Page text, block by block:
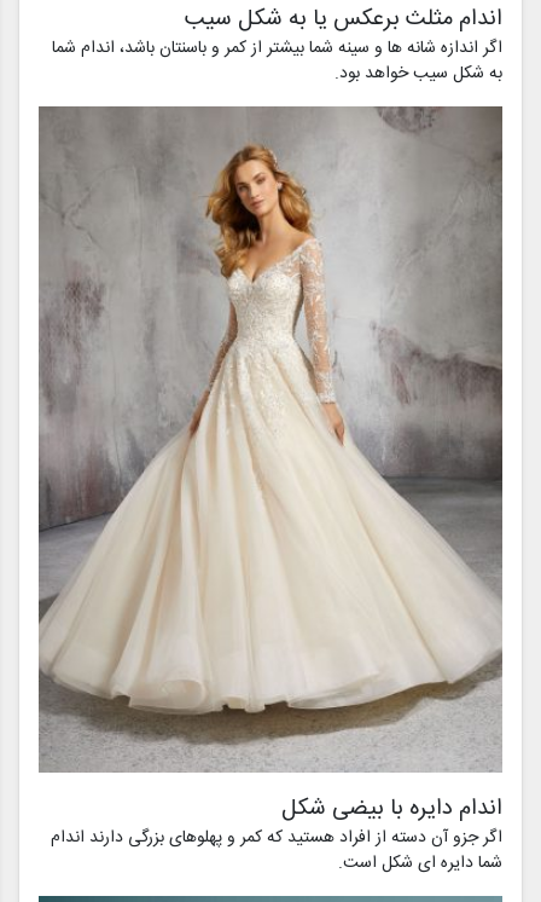
اندام مثلث برعکس یا به شکل سیب
اگر اندازه شانه ها و سینه شما بیشتر از کمر و باسنتان باشد، اندام شما
به شکل سیب خواهد بود.
اندام دایره با بیضی شکل
اگر جزو آن دسته از افراد هستید که کمر و پهلوهای بزرگی دارند اندام
شما دایره ای شکل است.